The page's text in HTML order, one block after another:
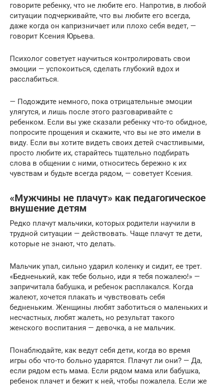
говорите ребенку, что не любите его. Напротив, в любой
ситуации подчеркивайте, что вы любите его всегда,
даже когда он капризничает или плохо себя ведет, —
говорит Ксения Юрьева.
Психолог советует научиться контролировать свои
эмоции — успокоиться, сделать глубокий вдох и
расслабиться.
— Подождите немного, пока отрицательные эмоции
улягутся, и лишь после этого разговаривайте с
ребенком. Если вы уже сказали ребенку что-то обидное,
попросите прощения и скажите, что вы не это имели в
виду. Если вы хотите видеть своих детей счастливыми,
просто любите их, старайтесь тщательно подбирать
слова в общении с ними, относитесь бережно к их
чувствам и будьте всегда рядом, — советует Ксения.
«Мужчины не плачут» как педагогическое
внушение детям
Редко плачут мальчики, которых родители научили в
трудной ситуации — действовать. Чаще плачут те дети,
которые не знают, что делать.
Мальчик упал, сильно ударил коленку и сидит, ее трет.
«Бедненький, как тебе больно, иди я тебя пожалею!» —
запричитала бабушка, и ребенок расплакался. Когда
жалеют, хочется плакать и чувствовать себя
бедненьким. Женщины любят заботиться о маленьких и
несчастных, любят жалеть, но результат такого
женского воспитания — девочка, а не мальчик.
Понаблюдайте, как ведут себя дети, когда во время
игры обо что-то больно ударятся. Плачут ли они? — Да,
если рядом есть мама. Если рядом мама или бабушка,
ребенок плачет и бежит к ней, чтобы пожалела. Если же